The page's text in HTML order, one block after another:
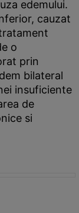
edemului.
cauzat
o
prin
bilateral
insuficiente
de
si